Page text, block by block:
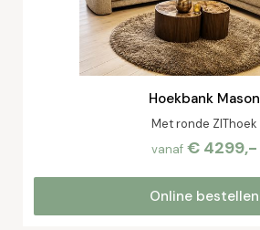
Hoekbank Mason
Met ronde ZIThoek
vanaf € 4299,-
Online bestellen